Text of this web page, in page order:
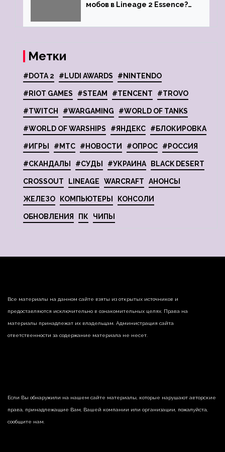
мобов в Lineage 2 Essence?
Метки
#DOTA 2 #LUDI AWARDS #NINTENDO
#RIOT GAMES #STEAM #TENCENT #TROVO
#TWITCH #WARGAMING #WORLD OF TANKS
#WORLD OF WARSHIPS #ЯНДЕКС #БЛОКИРОВКА
#ИГРЫ #МТС #НОВОСТИ #ОПРОС #РОССИЯ
#СКАНДАЛЫ #СУДЫ #УКРАИНА BLACK DESERT
CROSSOUT LINEAGE WARCRAFT АНОНСЫ
ЖЕЛЕЗО КОМПЬЮТЕРЫ КОНСОЛИ
ОБНОВЛЕНИЯ ПК ЧИПЫ
Все материалы на данном сайте взяты из открытых источников и
предоставляются исключительно в ознакомительных целях. Права на
материалы принадлежат их владельцам. Администрация сайта
ответственности за содержание материала не несет.
Если Вы обнаружили на нашем сайте материалы, которые нарушают авторские
права, принадлежащие Вам, Вашей компании или организации, пожалуйста,
сообщите нам.